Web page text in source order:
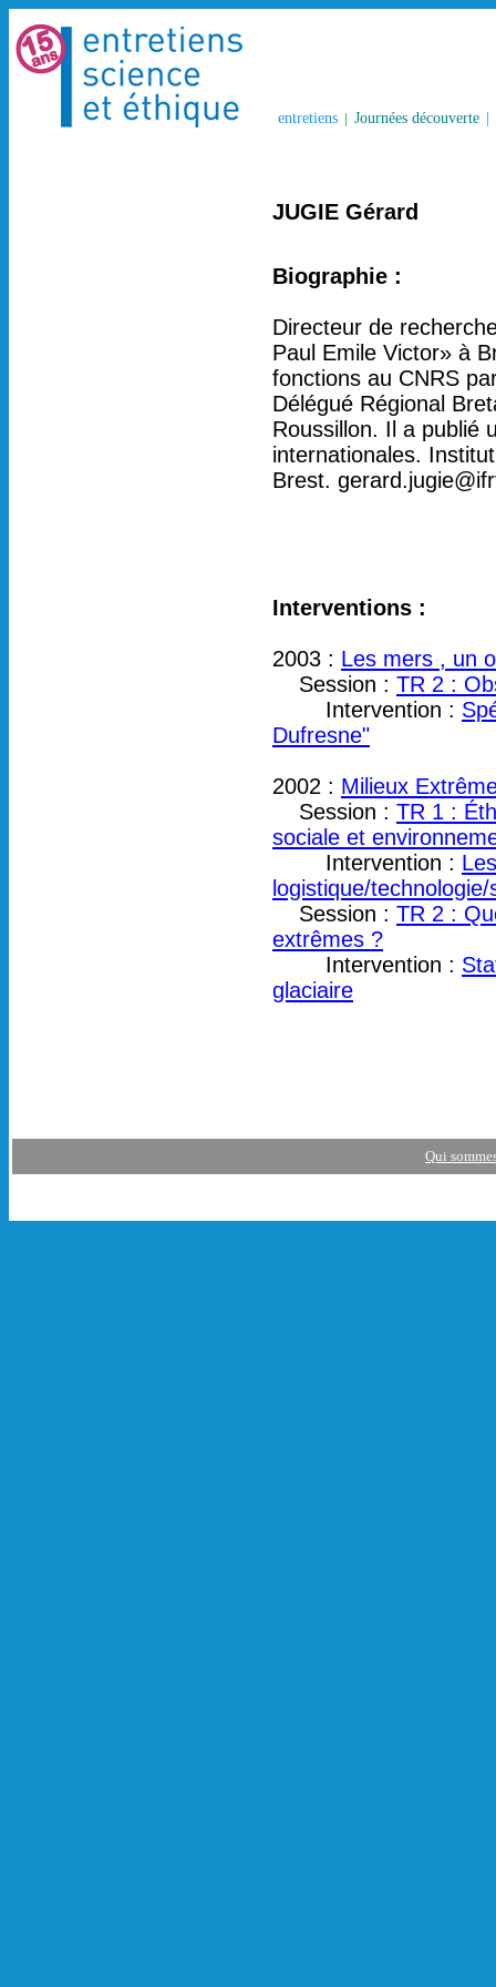
entretiens | Journées découverte
JUGIE Gérard
Biographie :
Directeur de
Paul Emile Victor» à
fonctions au CNRS
Délégué Régional
Roussillon. Il a publié
internationales.
Brest.
Interventions :
2003 : Les mers , un
Session : TR 2 :
Intervention :
Dufresne"
2002 : Milieux
Session : TR 1 :
sociale et
Intervention :
logistique/technologie/
Session : TR 2 :
extrêmes ?
Intervention :
glaciaire
Qui